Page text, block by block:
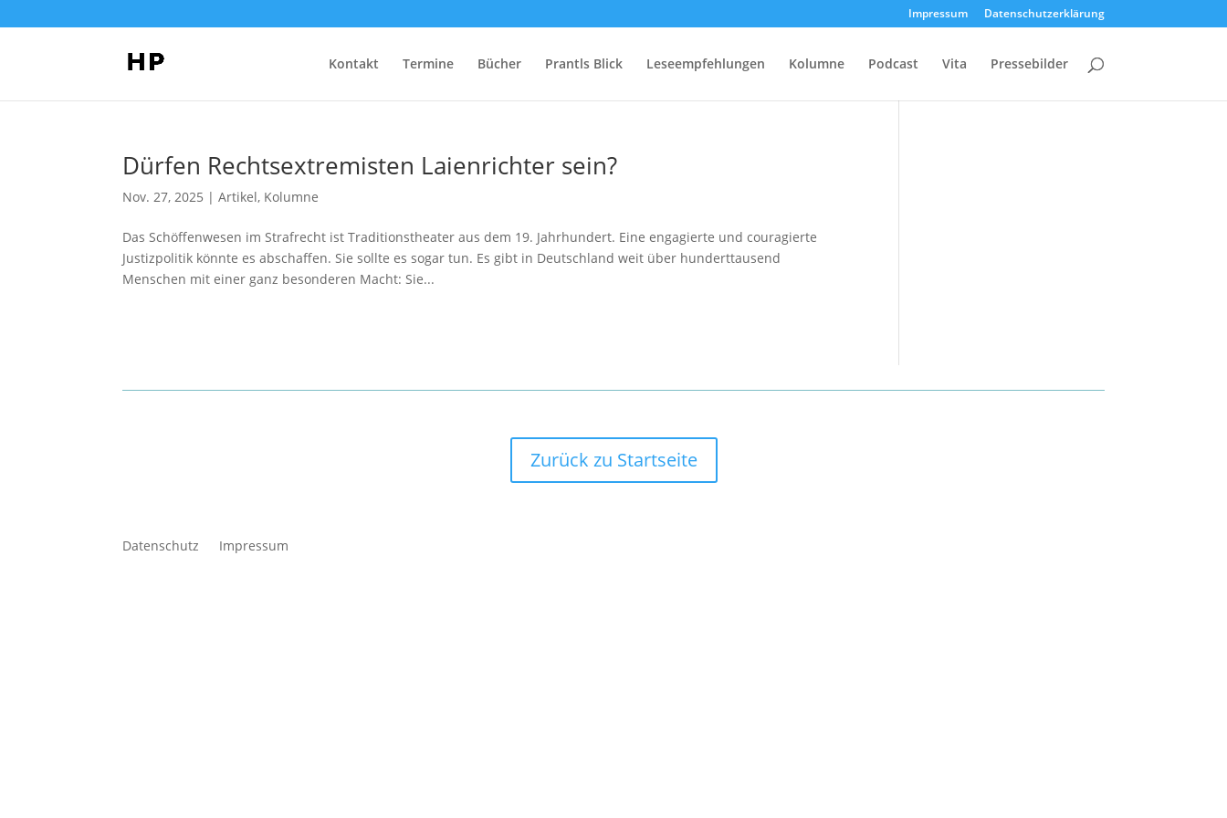
Impressum Datenschutzerklärung
Kontakt Termine Bücher Prantls Blick Leseempfehlungen Kolumne Podcast Vita Pressebilder
Dürfen Rechtsextremisten Laienrichter sein?
Nov. 27, 2025 |Artikel, Kolumne
Das Schöffenwesen im Strafrecht ist Traditionstheater aus dem 19. Jahrhundert. Eine engagierte und couragierte
Justizpolitik könnte es abschaffen. Sie sollte es sogar tun. Es gibt in Deutschland weit über hunderttausend
Menschen mit einer ganz besonderen Macht: Sie...
Zurück zu Startseite
Datenschutz Impressum